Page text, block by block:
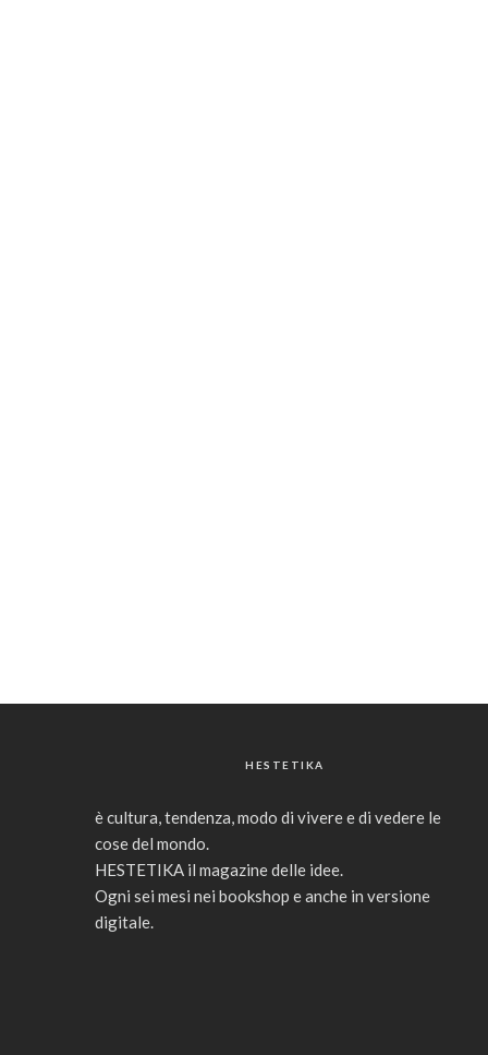
HESTETIKA
è cultura, tendenza, modo di vivere e di vedere le
cose del mondo.
HESTETIKA il magazine delle idee.
Ogni sei mesi nei bookshop e anche in versione
digitale.